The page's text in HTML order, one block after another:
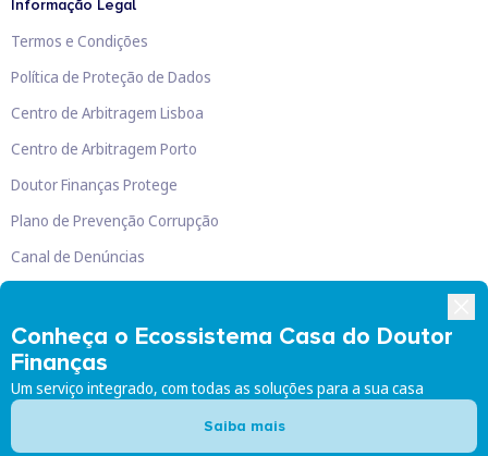
Conheça o Ecossistema Casa do Doutor
Finanças
Um serviço integrado, com todas as soluções para a sua casa
Saiba mais
Informação Legal
Termos e Condições
Política de Proteção de Dados
Centro de Arbitragem Lisboa
Centro de Arbitragem Porto
Doutor Finanças Protege
Plano de Prevenção Corrupção
Canal de Denúncias
Doutor Finanças, Lda